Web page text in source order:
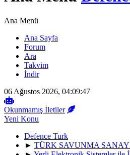
Ana Menü
Ana Sayfa
Forum
Ara
Takvim
İndir
06 Ağustos 2026, 04:09:47
Okunmamış İletiler
Yeni Konu
Defence Turk
► TÜRK SAVUNMA